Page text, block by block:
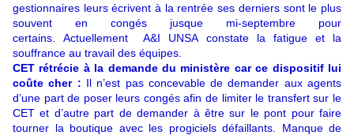
gestionnaires leurs écrivent à la rentrée ses derniers sont le plus
souvent en congés jusque mi-septembre pour
certains. Actuellement A&I UNSA constate la fatigue et la
souffrance au travail des équipes.
CET rétrécie à la demande du ministère car ce dispositif lui
coûte cher : Il n’est pas concevable de demander aux agents
d’une part de poser leurs congés afin de limiter le transfert sur le
CET et d’autre part de demander à être sur le pont pour faire
tourner la boutique avec les progiciels défaillants. Manque de